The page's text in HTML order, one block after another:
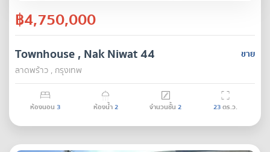
฿4,750,000
ขาย
Townhouse , Nak Niwat 44
ลาดพร้าว , กรุงเทพ
ห้องนอน 3 ห้องน้ำ2 จำนวนชั้น 2 23ตร.ว.